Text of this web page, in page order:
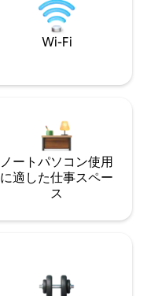
Wi-Fi
ノートパソコン使用
に適した仕事スペー
ス